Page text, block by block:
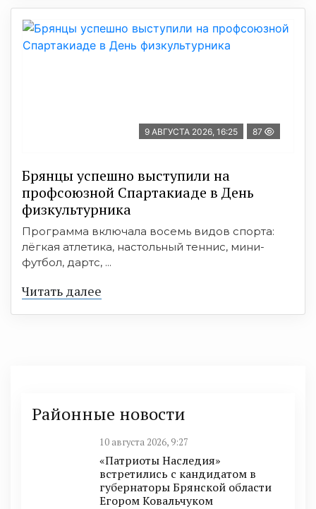
9 АВГУСТА 2026, 16:25 87
Брянцы успешно выступили на
профсоюзной Спартакиаде в День
физкультурника
Программа включала восемь видов спорта:
лёгкая атлетика, настольный теннис, мини-
футбол, дартс, ...
Читать далее
Районные новости
10 августа 2026, 9:27
«Патриоты Наследия»
встретились с кандидатом в
губернаторы Брянской области
Егором Ковальчуком